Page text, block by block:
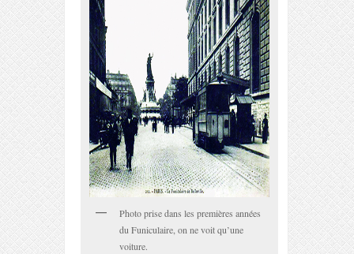
Photo prise dans les premières années
du Funiculaire, on ne voit qu’une
voiture.